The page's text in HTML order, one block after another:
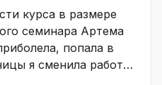
курса в размере
семинара Артема
попала в
я сменила работу